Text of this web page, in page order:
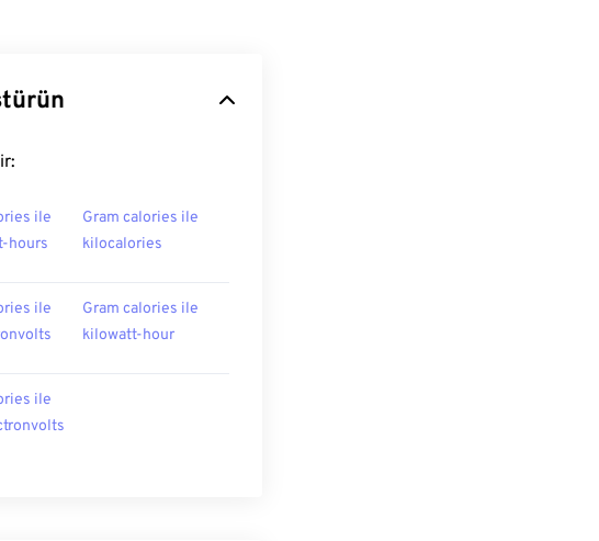
ile
hours
Gram calories ile
kilocalories
ile
Gram calories ile
kilowatt-hour
ile